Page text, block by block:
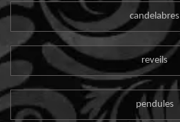
candelabres
reveils
pendules